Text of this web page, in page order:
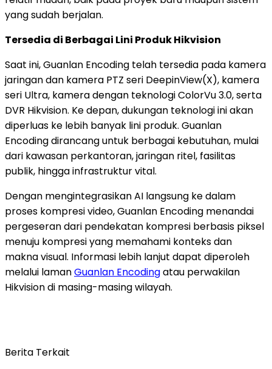
yang sudah berjalan.
Tersedia di Berbagai Lini Produk Hikvision
Saat ini, Guanlan Encoding telah tersedia pada kamera
jaringan dan kamera PTZ seri DeepinView(X), kamera
seri Ultra, kamera dengan teknologi ColorVu 3.0, serta
DVR Hikvision. Ke depan, dukungan teknologi ini akan
diperluas ke lebih banyak lini produk. Guanlan
Encoding dirancang untuk berbagai kebutuhan, mulai
dari kawasan perkantoran, jaringan ritel, fasilitas
publik, hingga infrastruktur vital.
Dengan mengintegrasikan AI langsung ke dalam
proses kompresi video, Guanlan Encoding menandai
pergeseran dari pendekatan kompresi berbasis piksel
menuju kompresi yang memahami konteks dan
makna visual. Informasi lebih lanjut dapat diperoleh
melalui lamanGuanlan Encodingatau perwakilan
Hikvision di masing-masing wilayah.
Berita Terkait